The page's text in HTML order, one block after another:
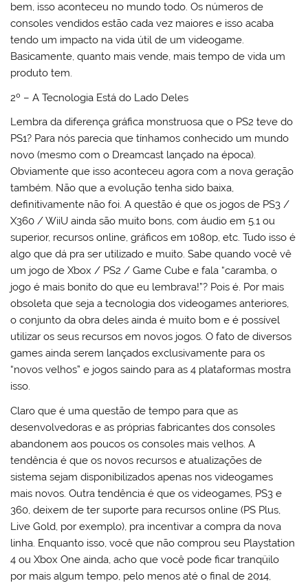
bem, isso aconteceu no mundo todo. Os números de
consoles vendidos estão cada vez maiores e isso acaba
tendo um impacto na vida útil de um videogame.
Basicamente, quanto mais vende, mais tempo de vida um
produto tem.
2º – A Tecnologia Está do Lado Deles
Lembra da diferença gráfica monstruosa que o PS2 teve do
PS1? Para nós parecia que tínhamos conhecido um mundo
novo (mesmo com o Dreamcast lançado na época).
Obviamente que isso aconteceu agora com a nova geração
também. Não que a evolução tenha sido baixa,
definitivamente não foi. A questão é que os jogos de PS3 /
X360 / WiiU ainda são muito bons, com áudio em 5.1 ou
superior, recursos online, gráficos em 1080p, etc. Tudo isso é
algo que dá pra ser utilizado e muito. Sabe quando você vê
um jogo de Xbox / PS2 / Game Cube e fala “caramba, o
jogo é mais bonito do que eu lembrava!”? Pois é. Por mais
obsoleta que seja a tecnologia dos videogames anteriores,
o conjunto da obra deles ainda é muito bom e é possível
utilizar os seus recursos em novos jogos. O fato de diversos
games ainda serem lançados exclusivamente para os
“novos velhos” e jogos saindo para as 4 plataformas mostra
isso.
Claro que é uma questão de tempo para que as
desenvolvedoras e as próprias fabricantes dos consoles
abandonem aos poucos os consoles mais velhos. A
tendência é que os novos recursos e atualizações de
sistema sejam disponibilizados apenas nos videogames
mais novos. Outra tendência é que os videogames, PS3 e
360, deixem de ter suporte para recursos online (PS Plus,
Live Gold, por exemplo), pra incentivar a compra da nova
linha. Enquanto isso, você que não comprou seu Playstation
4 ou Xbox One ainda, acho que você pode ficar tranqüilo
por mais algum tempo, pelo menos até o final de 2014,